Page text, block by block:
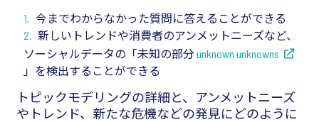
今までわからなかった質問に答えることができる
新しいトレンドや消費者のアンメットニーズなど、
ソーシャルデータの「未知の部分unknown unknowns
」を検出することができる
トピックモデリングの詳細と、アンメットニーズ
やトレンド、新たな危機などの発見にどのように